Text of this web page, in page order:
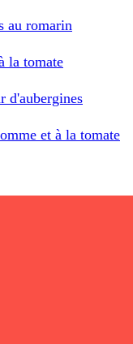
au romarin
la tomate
d'aubergines
et à la tomate